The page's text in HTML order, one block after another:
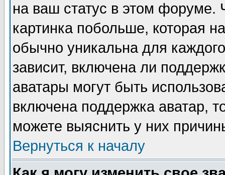
на ваш статус в этом форуме.
картинка побольше, которая
обычно уникальна для
зависит, включена ли
аватары могут быть
включена поддержка аватар,
можете выяснить у них
Вернуться к началу